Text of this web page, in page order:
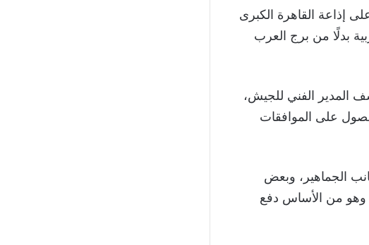
إذاعة القاهرة الكبرى
بدلًا من برج العرب
المدير الفني للجيش،
على الموافقات
الجماهير، وبعض
وهو من الأساس دفع